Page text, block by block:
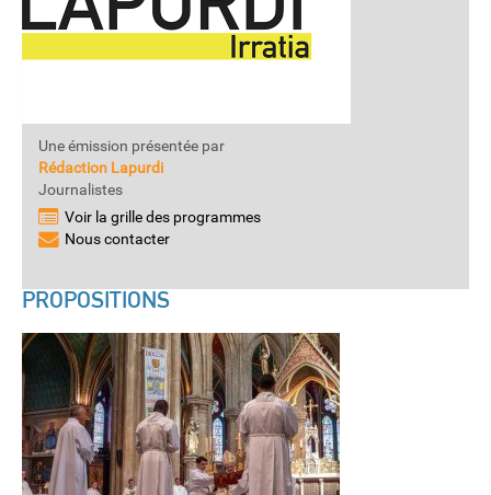
Une émission présentée par
Rédaction Lapurdi
Journalistes
Voir la grille des programmes
Nous contacter
PROPOSITIONS